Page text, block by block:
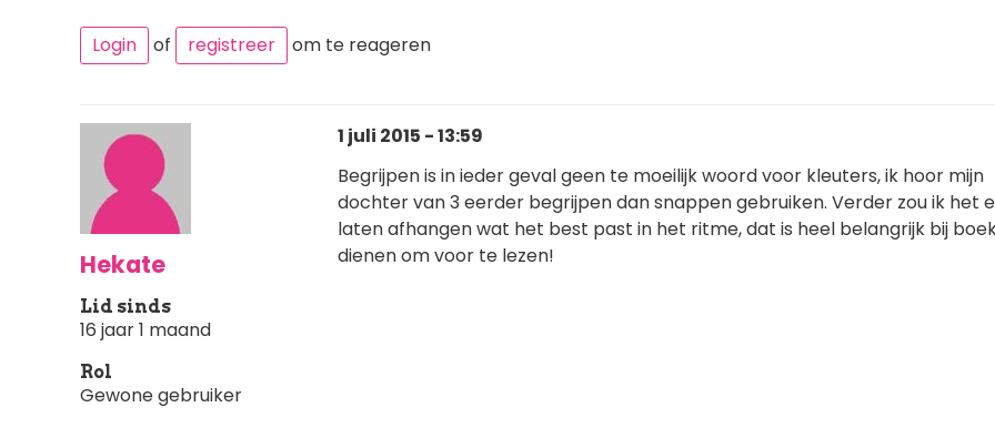
Login of registreer om te reageren
Hekate
Lid sinds
16 jaar 1 maand
Rol
Gewone gebruiker
1 juli 2015 - 13:59
Begrijpen is in ieder geval geen te moeilijk woord voor kleuters, ik hoor mijn
dochter van 3 eerder begrijpen dan snappen gebruiken. Verder zou ik het
laten afhangen wat het best past in het ritme, dat is heel belangrijk bij
dienen om voor te lezen!